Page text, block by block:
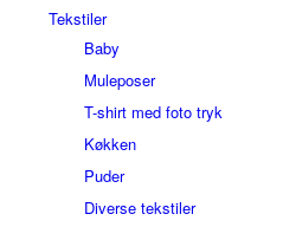
Tekstiler
Baby
Muleposer
T-shirt med foto tryk
Køkken
Puder
Diverse tekstiler